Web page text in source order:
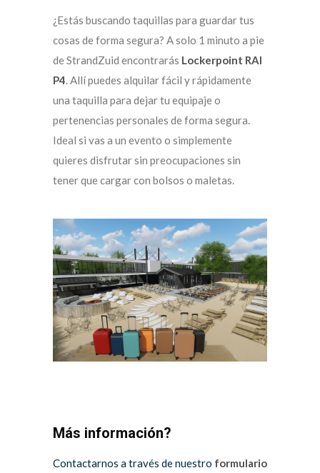
¿Estás buscando taquillas para guardar tus
cosas de forma segura? A solo 1 minuto a pie
de StrandZuid encontrarás Lockerpoint RAI
P4. Allí puedes alquilar fácil y rápidamente
una taquilla para dejar tu equipaje o
pertenencias personales de forma segura.
Ideal si vas a un evento o simplemente
quieres disfrutar sin preocupaciones sin
tener que cargar con bolsos o maletas.
Más información?
Contactarnos a través de nuestro formulario